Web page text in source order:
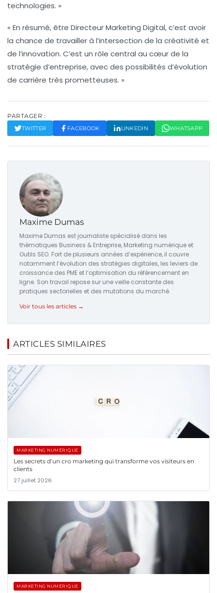
technologies. »
« En résumé, être Directeur Marketing Digital, c’est avoir
la chance de travailler à l’intersection de la créativité et
de l’innovation. C’est un rôle central au cœur de la
stratégie d’entreprise, avec des possibilités d’évolution
de carrière très prometteuses. »
PARTAGER :
TWITTER FACEBOOK LINKEDIN WHATSAPP
Maxime Dumas
Maxime Dumas est journaliste spécialisé dans les
thématiques Business & Entreprise, Marketing numérique et
Outils SEO. Fort de plusieurs années d’expérience, il couvre
notamment l’évolution des stratégies digitales, les leviers de
croissance des PME et l’optimisation du référencement en
ligne. Son travail repose sur une veille constante des
pratiques sectorielles et des mutations du marché.
Voir tous les articles →
ARTICLES SIMILAIRES
MARKETING NUMÉRIQUE
Les secrets d’un cro marketing qui transforme vos visiteurs en
clients
27 juillet 2026
MARKETING NUMÉRIQUE